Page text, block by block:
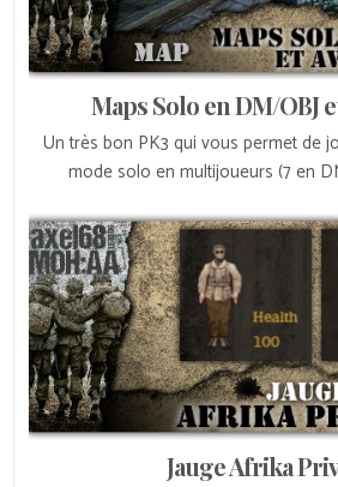
Maps Solo en DM/OBJ
Un très bon PK3 qui vous permet de
mode solo en multijoueurs (7 en
Jauge Afrika